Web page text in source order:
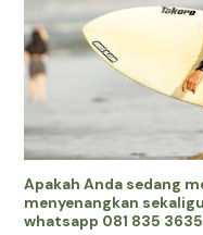
Apakah Anda sedang
menyenangkan
whatsapp 081 835 3635